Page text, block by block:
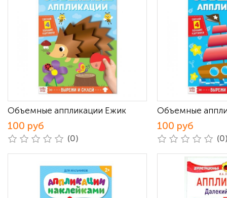
Объемные аппликации Ежик
100 руб
(0)
Объемные
100 руб